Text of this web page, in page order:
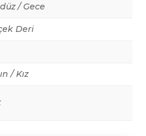
/ Gece
Deri
/ Kız